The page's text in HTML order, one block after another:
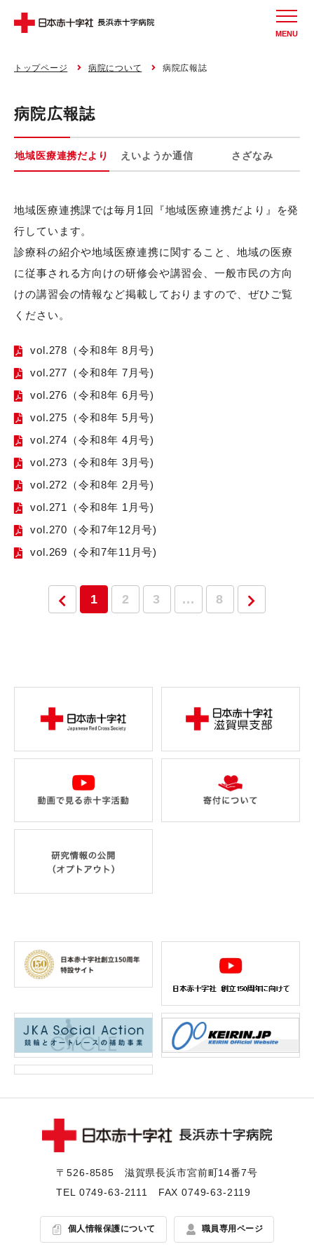
MENU
トップページ 病院について 病院広報誌
病院広報誌
地域医療連携だより えいようか通信 さざなみ
地域医療連携課では毎月1回『地域医療連携だより』を発
行しています。
診療科の紹介や地域医療連携に関すること、地域の医療
に従事される方向けの研修会や講習会、一般市民の方向
けの講習会の情報など掲載しておりますので、ぜひご覧
ください。
vol.278（令和8年 8月号)
vol.277（令和8年 7月号)
vol.276（令和8年 6月号)
vol.275（令和8年 5月号)
vol.274（令和8年 4月号)
vol.273（令和8年 3月号)
vol.272（令和8年 2月号)
vol.271（令和8年 1月号)
vol.270（令和7年12月号)
vol.269（令和7年11月号)
1 2 3 ... 8
〒526-8585 滋賀県⻑浜市宮前町14番7号
TEL 0749-63-2111 FAX 0749-63-2119
個人情報保護について 職員専用ページ